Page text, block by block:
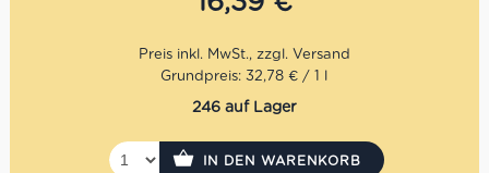
Frantoio und Leccino im unreifen Zustand extrahiert.
Polyphenole, die ein Olivenöl erst richtig hochwertig
Mengenrabatt: erhalte beim Kauf von 3 nativen
Grundpreis: 32,78 € / 1 l
246 auf Lager
IN DEN WARENKORB